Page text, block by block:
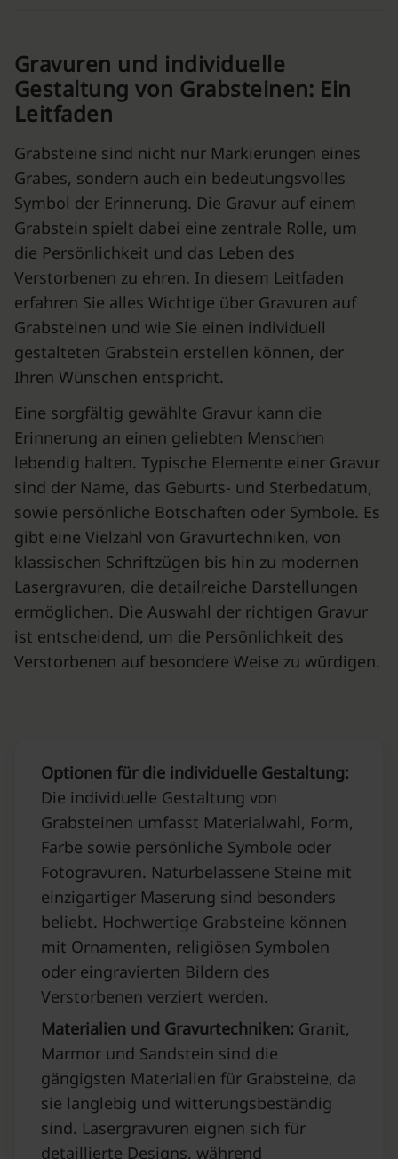
Gravuren und individuelle
Gestaltung von Grabsteinen: Ein
Leitfaden
Grabsteine sind nicht nur Markierungen eines
Grabes, sondern auch ein bedeutungsvolles
Symbol der Erinnerung. Die Gravur auf einem
Grabstein spielt dabei eine zentrale Rolle, um
die Persönlichkeit und das Leben des
Verstorbenen zu ehren. In diesem Leitfaden
erfahren Sie alles Wichtige über Gravuren auf
Grabsteinen und wie Sie einen individuell
gestalteten Grabstein erstellen können, der
Ihren Wünschen entspricht.
Eine sorgfältig gewählte Gravur kann die
Erinnerung an einen geliebten Menschen
lebendig halten. Typische Elemente einer Gravur
sind der Name, das Geburts- und Sterbedatum,
sowie persönliche Botschaften oder Symbole. Es
gibt eine Vielzahl von Gravurtechniken, von
klassischen Schriftzügen bis hin zu modernen
Lasergravuren, die detailreiche Darstellungen
ermöglichen. Die Auswahl der richtigen Gravur
ist entscheidend, um die Persönlichkeit des
Verstorbenen auf besondere Weise zu würdigen.
Optionen für die individuelle Gestaltung:
Die individuelle Gestaltung von
Grabsteinen umfasst Materialwahl, Form,
Farbe sowie persönliche Symbole oder
Fotogravuren. Naturbelassene Steine mit
einzigartiger Maserung sind besonders
beliebt. Hochwertige Grabsteine können
mit Ornamenten, religiösen Symbolen
oder eingravierten Bildern des
Verstorbenen verziert werden.
Materialien und Gravurtechniken: Granit,
Marmor und Sandstein sind die
gängigsten Materialien für Grabsteine, da
sie langlebig und witterungsbeständig
sind. Lasergravuren eignen sich für
detaillierte Designs, während